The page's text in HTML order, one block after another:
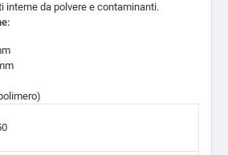
interne da polvere e contaminanti.